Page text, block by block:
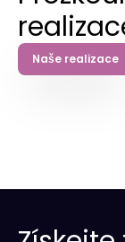
Naše realizace